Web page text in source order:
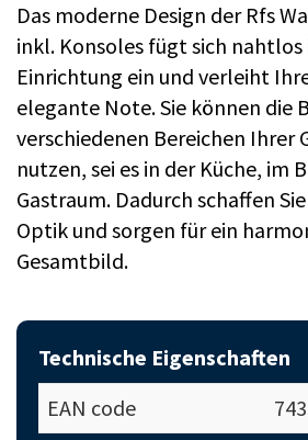
Das moderne Design der Rfs
inkl. Konsoles fügt sich nahtlos
Einrichtung ein und verleiht
elegante Note. Sie können die
verschiedenen Bereichen Ihrer
nutzen, sei es in der Küche, im
Gastraum. Dadurch schaffen
Optik und sorgen für ein
Gesamtbild.
Technische Eigenschaften
EAN code